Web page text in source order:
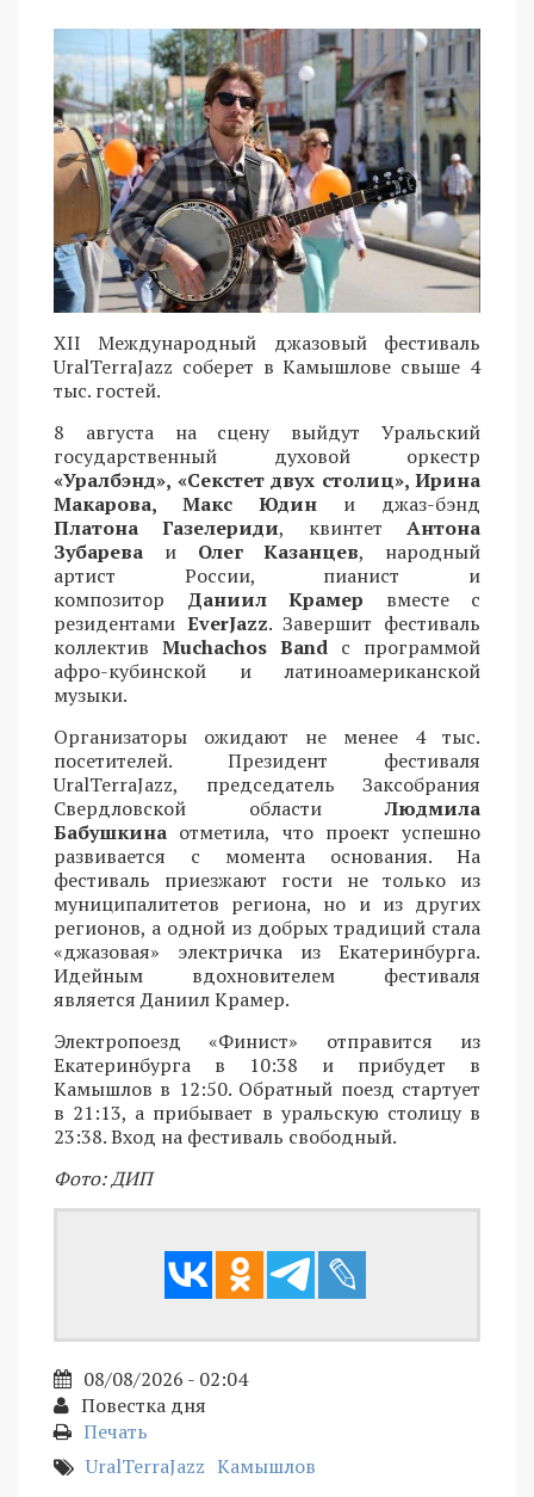
XII Международный джазовый фестиваль
UralTerraJazz соберет в Камышлове свыше 4
тыс. гостей.
8 августа на сцену выйдут Уральский
государственный духовой оркестр
«Уралбэнд», «Секстет двух столиц», Ирина
Макарова, Макс Юдин и джаз-бэнд
Платона Газелериди, квинтетАнтона
Зубарева и Олег Казанцев, народный
артист России, пианист и
композитор Даниил Крамер вместе с
резидентами EverJazz. Завершит фестиваль
коллектив Muchachos Band с программой
афро-кубинской и латиноамериканской
музыки.
Организаторы ожидают не менее 4 тыс.
посетителей. Президент фестиваля
UralTerraJazz, председатель Заксобрания
Свердловской областиЛюдмила
Бабушкина отметила, что проект успешно
развивается с момента основания. На
фестиваль приезжают гости не только из
муниципалитетов региона, но и из других
регионов, а одной из добрых традиций стала
«джазовая» электричка из Екатеринбурга.
Идейным вдохновителем фестиваля
является Даниил Крамер.
Электропоезд «Финист» отправится из
Екатеринбурга в 10:38 и прибудет в
Камышлов в 12:50. Обратный поезд стартует
в 21:13, а прибывает в уральскую столицу в
23:38. Вход на фестиваль свободный.
Фото: ДИП
08/08/2026 - 02:04
Повестка дня
Печать
UralTerraJazz Камышлов